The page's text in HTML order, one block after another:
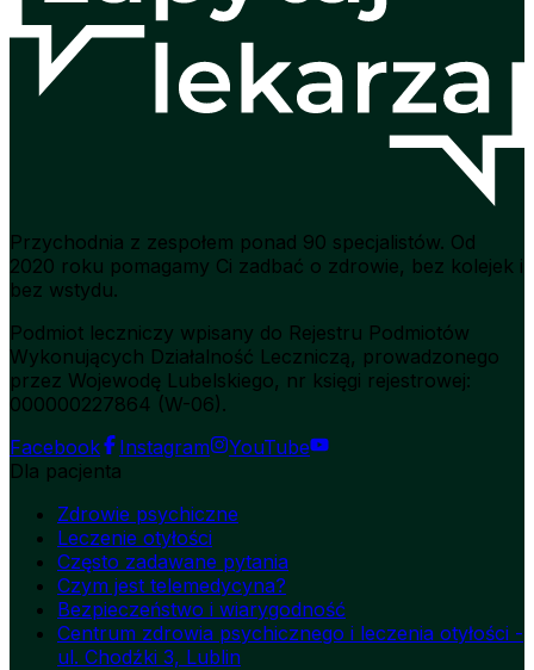
Przychodnia z zespołem ponad 90 specjalistów. Od
2020 roku pomagamy Ci zadbać o zdrowie, bez kolejek i
bez wstydu.
Podmiot leczniczy wpisany do Rejestru Podmiotów
Wykonujących Działalność Leczniczą, prowadzonego
przez Wojewodę Lubelskiego, nr księgi rejestrowej:
000000227864 (W-06).
Facebook
Instagram
YouTube
Dla pacjenta
Zdrowie psychiczne
Leczenie otyłości
Często zadawane pytania
Czym jest telemedycyna?
Bezpieczeństwo i wiarygodność
Centrum zdrowia psychicznego i leczenia otyłości -
ul. Chodźki 3, Lublin